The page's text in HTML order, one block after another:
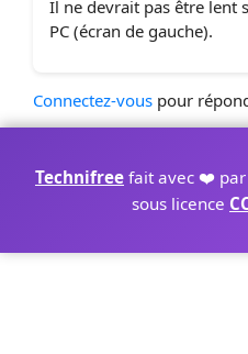
Il ne devrait pas être lent
PC (écran de gauche).
Connectez-vous pour
Technifree fait avec ❤️ par
sous licence